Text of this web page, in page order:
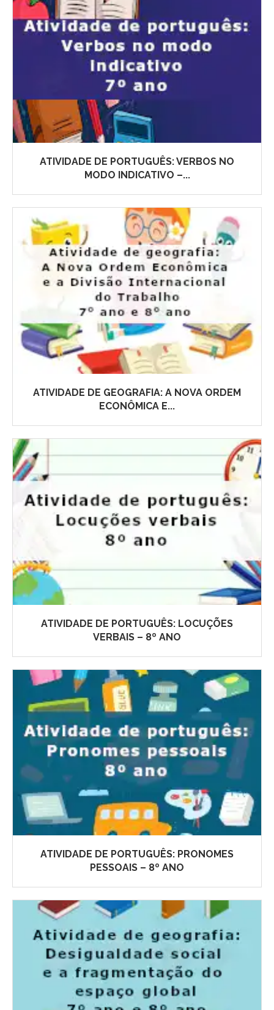
ATIVIDADE DE PORTUGUÊS: VERBOS NO
MODO INDICATIVO –...
ATIVIDADE DE GEOGRAFIA: A NOVA ORDEM
ECONÔMICA E...
ATIVIDADE DE PORTUGUÊS: LOCUÇÕES
VERBAIS – 8º ANO
ATIVIDADE DE PORTUGUÊS: PRONOMES
PESSOAIS – 8º ANO